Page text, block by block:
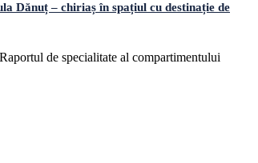
Dănuț – chiriaș în spațiul cu destinație de
de specialitate al compartimentului